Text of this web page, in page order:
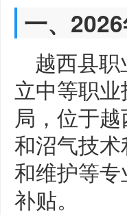
一、
越西县
立中等职
局，位于
和沼气技
和维护等
补贴。